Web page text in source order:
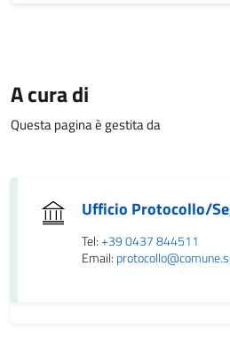
A cura di
Questa pagina è gestita da
Ufficio Protocollo/
Tel:+39 0437 844511
Email: